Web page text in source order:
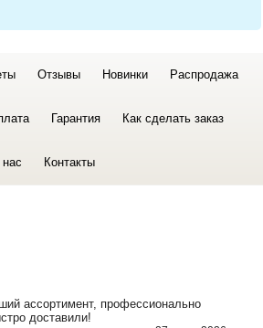
Отзывы Новинки Распродажа
Гарантия Как сделать заказ
Контакты
ассортимент, профессионально
доставили!